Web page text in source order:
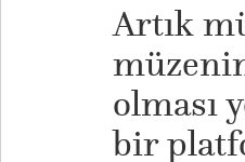
Artık
olması
bir